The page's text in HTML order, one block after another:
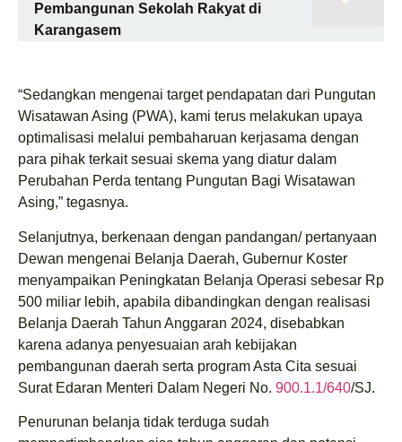
Pembangunan Sekolah Rakyat di
Karangasem
“Sedangkan mengenai target pendapatan dari Pungutan
Wisatawan Asing (PWA), kami terus melakukan upaya
optimalisasi melalui pembaharuan kerjasama dengan
para pihak terkait sesuai skema yang diatur dalam
Perubahan Perda tentang Pungutan Bagi Wisatawan
Asing,” tegasnya.
Selanjutnya, berkenaan dengan pandangan/ pertanyaan
Dewan mengenai Belanja Daerah, Gubernur Koster
menyampaikan Peningkatan Belanja Operasi sebesar Rp
500 miliar lebih, apabila dibandingkan dengan realisasi
Belanja Daerah Tahun Anggaran 2024, disebabkan
karena adanya penyesuaian arah kebijakan
pembangunan daerah serta program Asta Cita sesuai
Surat Edaran Menteri Dalam Negeri No. 900.1.1/640/SJ.
Penurunan belanja tidak terduga sudah